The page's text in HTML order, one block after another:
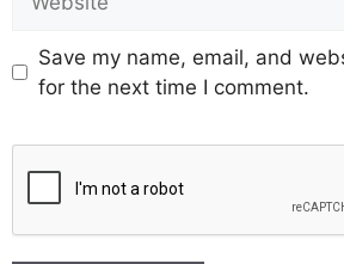
Save my name, email, and
for the next time I comment.